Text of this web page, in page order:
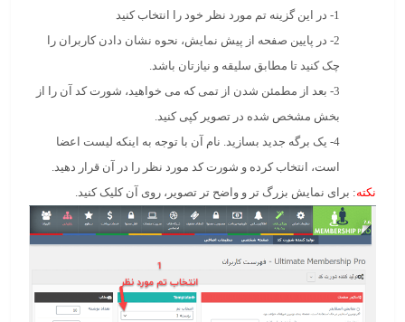
1- در این گزینه تم مورد نظر خود را انتخاب کنید
2- در پایین صفحه از پیش نمایش، نحوه نشان دادن کاربران را
چک کنید تا مطابق سلیقه و نیازتان باشد.
3- بعد از مطمئن شدن از تمی که می خواهید، شورت کد آن را از
بخش مشخص شده در تصویر کپی کنید.
4- یک برگه جدید بسازید. نام آن با توجه به اینکه لیست اعضا
است، انتخاب کرده و شورت کد مورد نظر را در آن قرار دهید.
نکته: برای نمایش بزرگ تر و واضح تر تصویر، روی آن کلیک کنید.